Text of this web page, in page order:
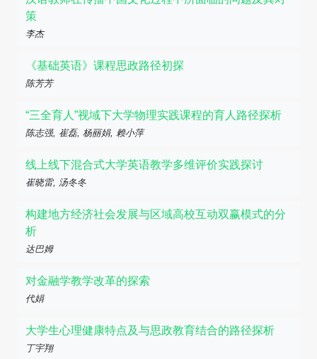
策
李杰
《基础英语》课程思政路径初探
陈芳芳
“三全育人”视域下大学物理实践课程的育人路径探析
陈志强, 崔磊, 杨丽娟, 赖小萍
线上线下混合式大学英语教学多维评价实践探讨
崔晓雷, 汤冬冬
构建地方经济社会发展与区域高校互动双赢模式的分
析
达巴姆
对金融学教学改革的探索
代娟
大学生心理健康特点及与思政教育结合的路径探析
丁宇翔